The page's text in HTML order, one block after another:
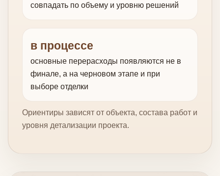
совпадать по объему и уровню решений
в процессе
основные перерасходы появляются не в
финале, а на черновом этапе и при
выборе отделки
Ориентиры зависят от объекта, состава работ и
уровня детализации проекта.